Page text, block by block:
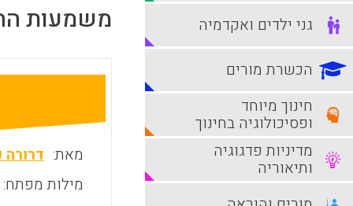
משמעות
מאת: דרורה
מילות מפתח:
גני ילדים ואקדמיה
הכשרת מורים
חינוך מיוחד
ופסיכולוגיה בחינוך
מדיניות פדגוגיה
ותיאוריה